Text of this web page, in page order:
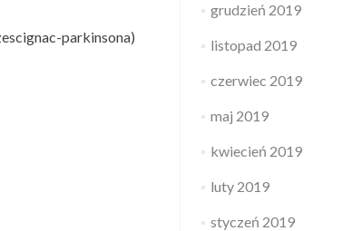
parkinsona)
grudzień 2019
listopad 2019
czerwiec 2019
maj 2019
kwiecień 2019
luty 2019
styczeń 2019